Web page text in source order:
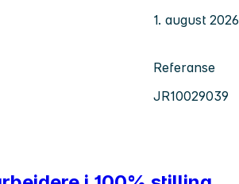
1. august 2026
Referanse
JR10029039